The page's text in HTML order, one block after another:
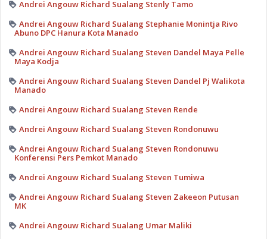
Andrei Angouw Richard Sualang Stenly Tamo
Andrei Angouw Richard Sualang Stephanie Monintja Rivo
Abuno DPC Hanura Kota Manado
Andrei Angouw Richard Sualang Steven Dandel Maya Pelle
Maya Kodja
Andrei Angouw Richard Sualang Steven Dandel Pj Walikota
Manado
Andrei Angouw Richard Sualang Steven Rende
Andrei Angouw Richard Sualang Steven Rondonuwu
Andrei Angouw Richard Sualang Steven Rondonuwu
Konferensi Pers Pemkot Manado
Andrei Angouw Richard Sualang Steven Tumiwa
Andrei Angouw Richard Sualang Steven Zakeeon Putusan
MK
Andrei Angouw Richard Sualang Umar Maliki